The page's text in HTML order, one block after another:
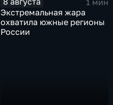
Экстремальная жара
охватила южные регионы
России